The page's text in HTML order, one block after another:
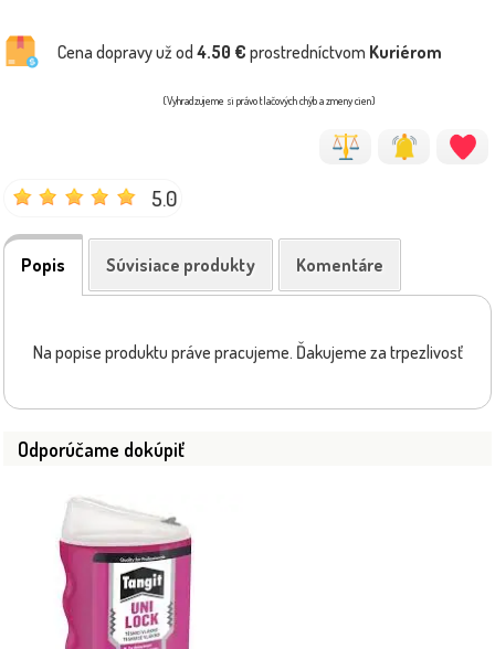
Cena dopravy už od 4.50 € prostredníctvom Kuriérom
(Vyhradzujeme si právo tlačových chýb a zmeny cien)
5.0
Popis Súvisiace produkty Komentáre
Na popise produktu práve pracujeme. Ďakujeme za trpezlivosť
Odporúčame dokúpiť